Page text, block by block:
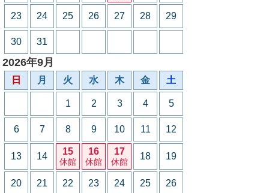
23 24 25 26 27 28 29
30 31
2026年9月
日 月 火 水 木 金 土
1 2 3 4 5
6 7 8 9 10 11 12
13 14 15
休館
16
休館
17
休館
18 19
20 21 22 23 24 25 26